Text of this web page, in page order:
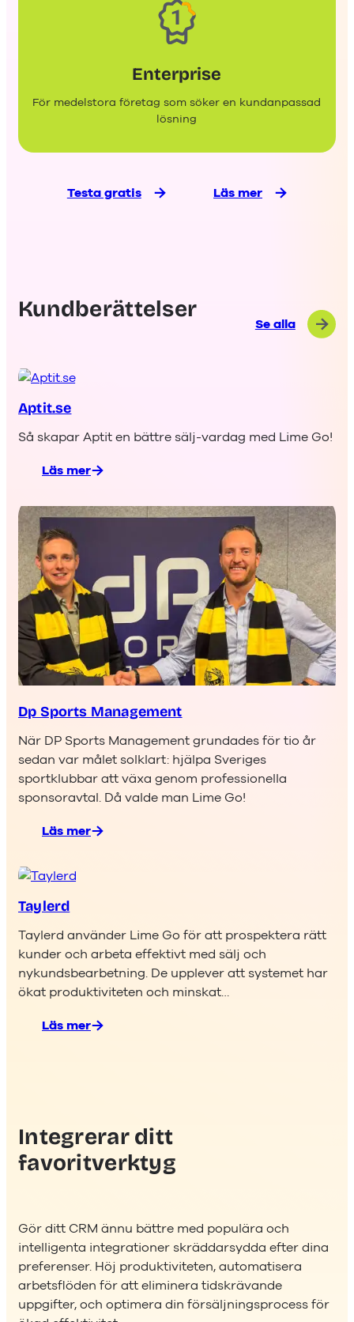
Enterprise
För medelstora företag som söker en kundanpassad
lösning
Testa gratis Läs mer
Kundberättelser
Se alla
Aptit.se
Så skapar Aptit en bättre sälj-vardag med Lime Go!
Läs mer
:
Dp Sports Management
När DP Sports Management grundades för tio år
sedan var målet solklart: hjälpa Sveriges
sportklubbar att växa genom professionella
sponsoravtal. Då valde man Lime Go!
Läs mer
:
Sports
Taylerd
Taylerd använder Lime Go för att prospektera rätt
kunder och arbeta effektivt med sälj och
nykundsbearbetning. De upplever att systemet har
ökat produktiviteten och minskat…
Läs mer
:
Integrerar ditt
favoritverktyg
Gör ditt CRM ännu bättre med populära och
intelligenta integrationer skräddarsydda efter dina
preferenser. Höj produktiviteten, automatisera
arbetsflöden för att eliminera tidskrävande
uppgifter, och optimera din försäljningsprocess för